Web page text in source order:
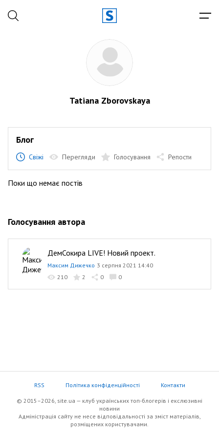
Tatiana Zborovskaya
Блог
Свіжі Перегляди Голосування Репости
Поки що немає постів
Голосування автора
ДемСокира LIVE! Новий проект.
Максим Дижечко 3 серпня 2021 14:40
210
2 0 0
RSS Політика конфіденційності Контакти
© 2015–2026, site.ua — клуб українських топ-блогерів i екслюзивнi
новини
Адміністрація сайту не несе відповідальності за зміст матеріалів,
розміщених користувачами.